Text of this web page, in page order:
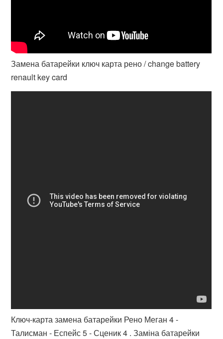
Замена батарейки ключ карта рено / change battery
renault key card
Ключ-карта замена батарейки Рено Меган 4 -
Талисман - Еспейс 5 - Сценик 4 . Заміна батарейки